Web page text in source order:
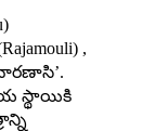
,
స్థాయికి